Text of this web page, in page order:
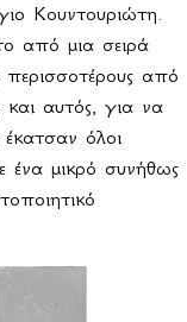
Κουντουριώτη.
από μια σειρά
από
αυτός, για να
όλοι
ένα μικρό συνήθως